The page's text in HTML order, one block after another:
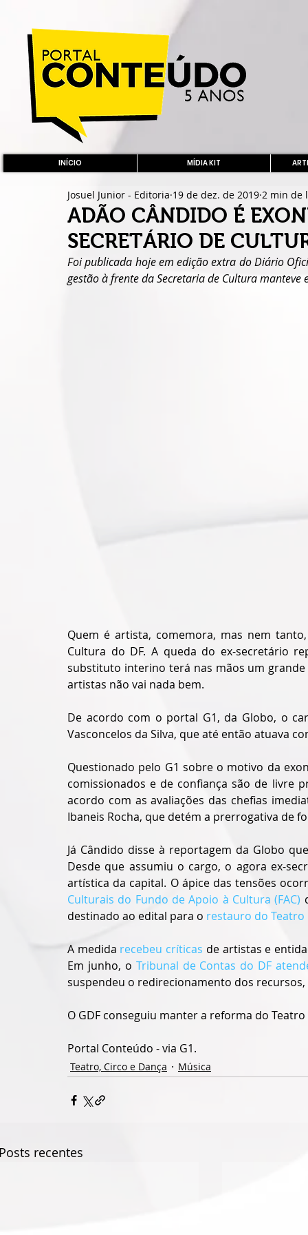
INÍCIO MÍDIA KIT
ADÃO CÂNDIDO É
SECRETÁRIO DE
Josuel Junior - Editoria 19 de dez. de 2019 2 min de
Foi publicada hoje em edição extra do Diário
gestão à frente da Secretaria de Cultura manteve
Quem é artista, comemora, mas nem
Cultura do DF. A queda do ex-secretário
substituto interino terá nas mãos um
artistas não vai nada bem.
De acordo com o portal G1, da Globo, o
Vasconcelos da Silva, que até então atuava
Questionado pelo G1 sobre o motivo da
comissionados e de confiança são de livre
acordo com as avaliações das chefias
Ibaneis Rocha, que detém a prerrogativa de
Já Cândido disse à reportagem da Globo
Desde que assumiu o cargo, o agora ex-
artística da capital. O ápice das tensões
Culturais do Fundo de Apoio à Cultura (FAC)
destinado ao edital para o restauro do Teatro
A medida recebeu críticas de artistas e
Em junho, o Tribunal de Contas do DF
suspendeu o redirecionamento dos
O GDF conseguiu manter a reforma do
Portal Conteúdo - via G1.
Teatro, Circo e Dança Música
recentes